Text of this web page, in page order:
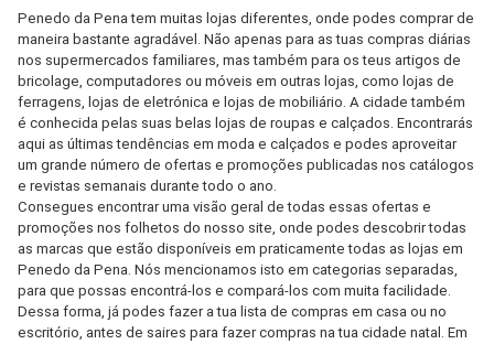
Penedo da Pena tem muitas lojas diferentes, onde podes comprar de
maneira bastante agradável. Não apenas para as tuas compras diárias
nos supermercados familiares, mas também para os teus artigos de
bricolage, computadores ou móveis em outras lojas, como lojas de
ferragens, lojas de eletrónica e lojas de mobiliário. A cidade também
é conhecida pelas suas belas lojas de roupas e calçados. Encontrarás
aqui as últimas tendências em moda e calçados e podes aproveitar
um grande número de ofertas e promoções publicadas nos catálogos
e revistas semanais durante todo o ano.
Consegues encontrar uma visão geral de todas essas ofertas e
promoções nos folhetos do nosso site, onde podes descobrir todas
as marcas que estão disponíveis em praticamente todas as lojas em
Penedo da Pena. Nós mencionamos isto em categorias separadas,
para que possas encontrá-los e compará-los com muita facilidade.
Dessa forma, já podes fazer a tua lista de compras em casa ou no
escritório, antes de saires para fazer compras na tua cidade natal. Em